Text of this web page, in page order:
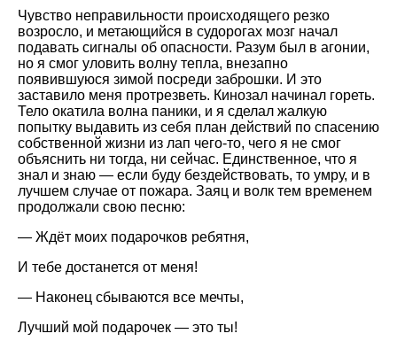
Чувство неправильности происходящего резко
возросло, и метающийся в судорогах мозг начал
подавать сигналы об опасности. Разум был в агонии,
но я смог уловить волну тепла, внезапно
появившуюся зимой посреди заброшки. И это
заставило меня протрезветь. Кинозал начинал гореть.
Тело окатила волна паники, и я сделал жалкую
попытку выдавить из себя план действий по спасению
собственной жизни из лап чего-то, чего я не смог
объяснить ни тогда, ни сейчас. Единственное, что я
знал и знаю — если буду бездействовать, то умру, и в
лучшем случае от пожара. Заяц и волк тем временем
продолжали свою песню:
— Ждёт моих подарочков ребятня,
И тебе достанется от меня!
— Наконец сбываются все мечты,
Лучший мой подарочек — это ты!